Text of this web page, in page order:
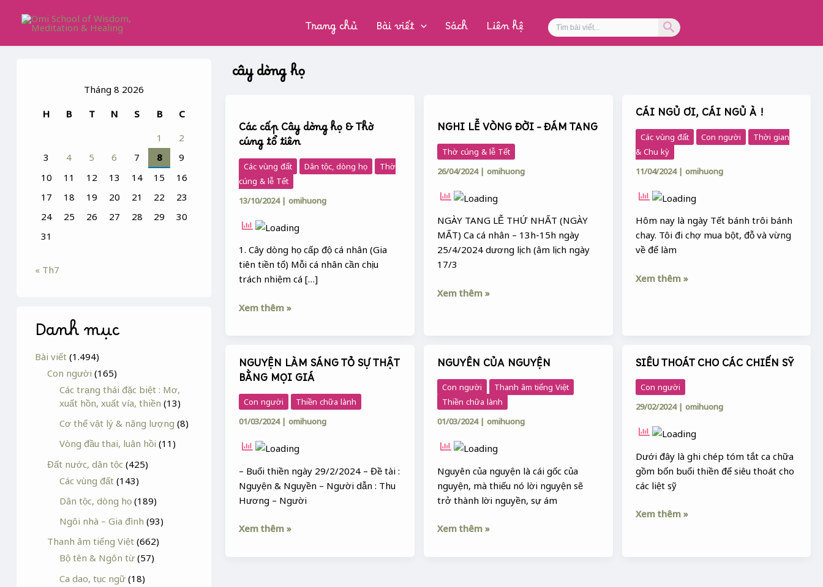
Trang chủ Bài viết Sách Liên hệ Search
for:
Search Button
Tháng 8 2026
H
B T N S B
C
1
2
3
4 5 6 7 8
9
10
11 12 13 14 15
16
17
18 19 20 21 22
23
24
25 26 27 28 29
30
31
« Th7
Danh mục
Bài viết (1.494)
Con người (165)
Các trạng thái đặc biệt : Mơ,
xuất hồn, xuất vía, thiền (13)
Cơ thể vật lý & năng lượng (8)
Vòng đầu thai, luân hồi (11)
Đất nước, dân tộc (425)
Các vùng đất (143)
Dân tộc, dòng họ (189)
Ngôi nhà – Gia đình (93)
Thanh âm tiếng Việt (662)
Bộ tên & Ngôn từ (57)
Ca dao, tục ngữ (18)
cây dòng họ
Các cấp Cây dòng họ & Thờ
cúng tổ tiên
Các vùng đất Dân tộc, dòng họ
Thờ
cúng & lễ Tết
13/10/2024 |omihuong
1. Cây dòng họ cấp độ cá nhân (Gia
tiên tiền tổ) Mỗi cá nhân cần chịu
trách nhiệm cá […]
Cây
dòng
họ &
cúng
tổ
tiên
Xem thêm »
NGHI LỄ VÒNG ĐỜI – ĐÁM TANG
Thờ cúng & lễ Tết
26/04/2024 |omihuong
NGÀY TANG LỄ THỨ NHẤT (NGÀY
MẤT) Ca cá nhân – 13h-15h ngày
25/4/2024 dương lịch (âm lịch ngày
17/3
VÒNG
ĐỜI
–
ĐÁM
TANG
Xem thêm »
CÁI NGỦ ƠI, CÁI NGỦ À !
Các vùng đất Con người
Thời gian
& Chu kỳ
11/04/2024 |omihuong
Hôm nay là ngày Tết bánh trôi bánh
chay. Tôi đi chợ mua bột, đỗ và vừng
về để làm
CÁI
NGỦ
CÁI
NGỦ
Xem thêm »
NGUYỆN LÀM SÁNG TỎ SỰ THẬT
BẰNG MỌI GIÁ
Con người
Thiền chữa lành
01/03/2024 |omihuong
– Buổi thiền ngày 29/2/2024 – Đề tài :
Nguyện & Nguyền – Người dẫn : Thu
Hương – Người
NGUYỆN
LÀM
SÁNG
TỎ
SỰ
THẬT
BẰNG
MỌI
GIÁ
Xem thêm »
NGUYÊN CỦA NGUYỆN
Con người
Thanh âm tiếng Việt
Thiền chữa lành
01/03/2024 |omihuong
Nguyên của nguyện là cái gốc của
nguyện, mà thiếu nó lời nguyện sẽ
trở thành lời nguyền, sự ám
NGUYÊN
CỦA
NGUYỆN
Xem thêm »
SIÊU THOÁT CHO CÁC CHIẾN SỸ
Con người
29/02/2024 |omihuong
Dưới đây là ghi chép tóm tắt ca chữa
gồm bốn buổi thiền để siêu thoát cho
các liệt sỹ
SIÊU
THOÁT
CHO
CÁC
CHIẾN
SỸ
Xem thêm »